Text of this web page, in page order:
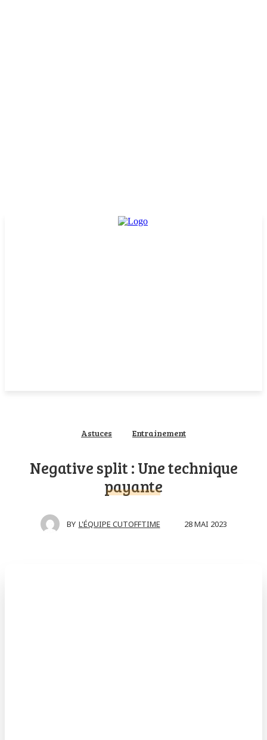
Astuces Entrainement
Negative split : Une technique
payante
BY L'ÉQUIPE CUTOFFTIME 28 MAI 2023